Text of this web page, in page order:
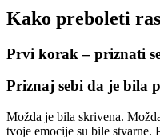
Kako preboleti
Prvi korak – priznati
Priznaj sebi da je bila
Možda je bila skrivena.
tvoje emocije su bile stvarne.